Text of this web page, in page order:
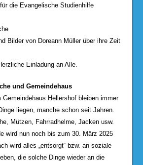
die Evangelische Studienhilfe
Bilder von Doreann Müller über ihre Zeit
Einladung an Alle.
und Gemeindehaus
Gemeindehaus Hellershof bleiben immer
liegen, manche schon seit Jahren.
Mützen, Fahrradhelme, Jacken usw.
wird nun noch bis zum 30. März 2025
wird alles „entsorgt“ bzw. an soziale
die solche Dinge wieder an die